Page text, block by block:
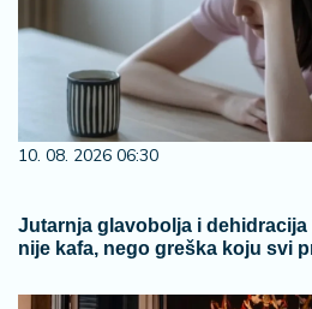
10. 08. 2026 06:30
Jutarnja glavobolja i
nije kafa, nego greška koju svi